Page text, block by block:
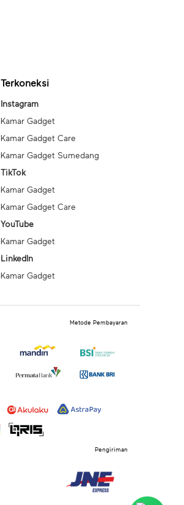
Terkoneksi
Instagram
Kamar Gadget
Kamar Gadget Care
Kamar Gadget Sumedang
TikTok
Kamar Gadget
Kamar Gadget Care
YouTube
Kamar Gadget
LinkedIn
Kamar Gadget
Metode Pembayaran
Pengiriman